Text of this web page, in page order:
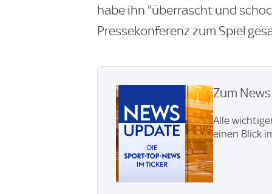
habe ihn "überrascht und
Pressekonferenz zum Spiel
Zum
Alle
einen Blick